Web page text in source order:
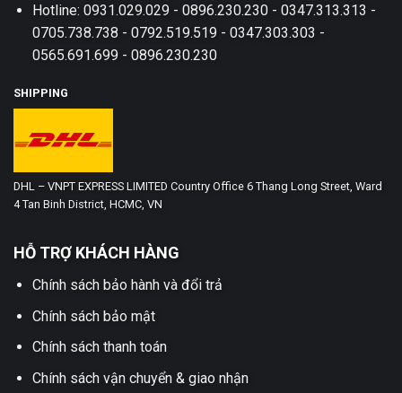
Hotline: 0931.029.029 - 0896.230.230 - 0347.313.313 -
0705.738.738 - 0792.519.519 - 0347.303.303 -
0565.691.699 - 0896.230.230
SHIPPING
DHL – VNPT EXPRESS LIMITED Country Office 6 Thang Long Street, Ward
4 Tan Binh District, HCMC, VN
HỖ TRỢ KHÁCH HÀNG
Chính sách bảo hành và đổi trả
Chính sách bảo mật
Chính sách thanh toán
Chính sách vận chuyển & giao nhận